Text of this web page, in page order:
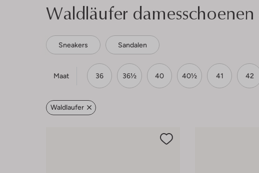
Waldläufer damesschoenen
Sneakers Sandalen
Maat 36 36½ 40 40½ 41 42
Waldlaufer